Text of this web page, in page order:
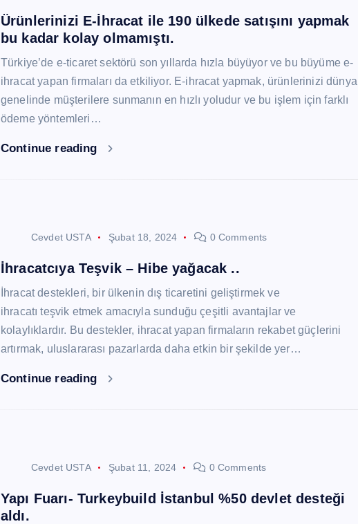
Ürünlerinizi E-İhracat ile 190 ülkede satışını yapmak
bu kadar kolay olmamıştı.
Türkiye’de e-ticaret sektörü son yıllarda hızla büyüyor ve bu büyüme e-
ihracat yapan firmaları da etkiliyor. E-ihracat yapmak, ürünlerinizi dünya
genelinde müşterilere sunmanın en hızlı yoludur ve bu işlem için farklı
ödeme yöntemleri…
Continue reading
Cevdet USTA Şubat 18, 2024 0 Comments
İhracatcıya Teşvik – Hibe yağacak ..
İhracat destekleri, bir ülkenin dış ticaretini geliştirmek ve
ihracatı teşvik etmek amacıyla sunduğu çeşitli avantajlar ve
kolaylıklardır. Bu destekler, ihracat yapan firmaların rekabet güçlerini
artırmak, uluslararası pazarlarda daha etkin bir şekilde yer…
Continue reading
Cevdet USTA Şubat 11, 2024 0 Comments
Yapı Fuarı- Turkeybuild İstanbul %50 devlet desteği
aldı.